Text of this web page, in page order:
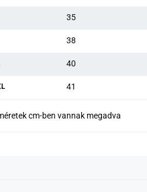
35
38
40
41
cm-ben vannak megadva